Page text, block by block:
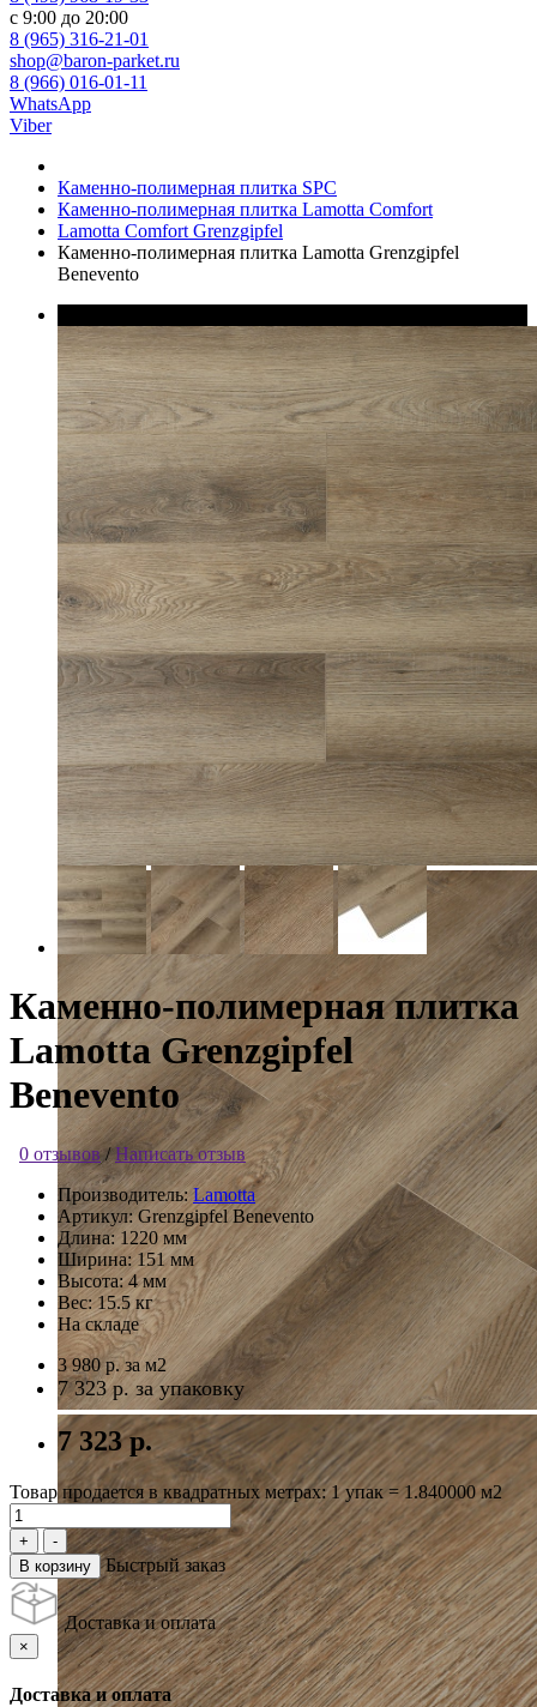
с 9:00 до 20:00
8 (965) 316-21-01
shop@baron-parket.ru
8 (966) 016-01-11
WhatsApp
Viber
Каменно-полимерная плитка SPC
Каменно-полимерная плитка Lamotta Comfort
Lamotta Comfort Grenzgipfel
Каменно-полимерная плитка Lamotta Grenzgipfel
Benevento
Каменно-полимерная плитка
Lamotta Grenzgipfel
Benevento
0 отзывов/Написать отзыв
Производитель: Lamotta
Артикул:Grenzgipfel Benevento
Длина: 1220 мм
Ширина:151 мм
Высота:4 мм
Вес:15.5 кг
На складе
3 980 р.за м2
7 323 р. за упаковку
7 323 р.
Товар продается в квадратных метрах: 1 упак = 1.840000 м2
В корзину Быстрый заказ
Доставка и оплата
×
Доставка и оплата